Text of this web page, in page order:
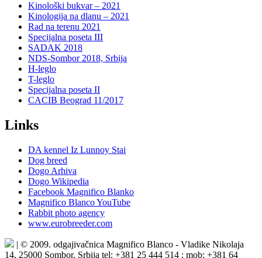
Kinološki bukvar – 2021
Kinologija na dlanu – 2021
Rad na terenu 2021
Specijalna poseta III
SADAK 2018
NDS-Sombor 2018, Srbija
H-leglo
T-leglo
Specijalna poseta II
CACIB Beograd 11/2017
Links
DA kennel Iz Lunnoy Stai
Dog breed
Dogo Arhiva
Dogo Wikipedia
Facebook Magnifico Blanko
Magnifico Blanco YouTube
Rabbit photo agency
www.eurobreeder.com
| © 2009. odgajivačnica Magnifico Blanco - Vladike Nikolaja
14, 25000 Sombor, Srbija tel: +381 25 444 514 ; mob: +381 64